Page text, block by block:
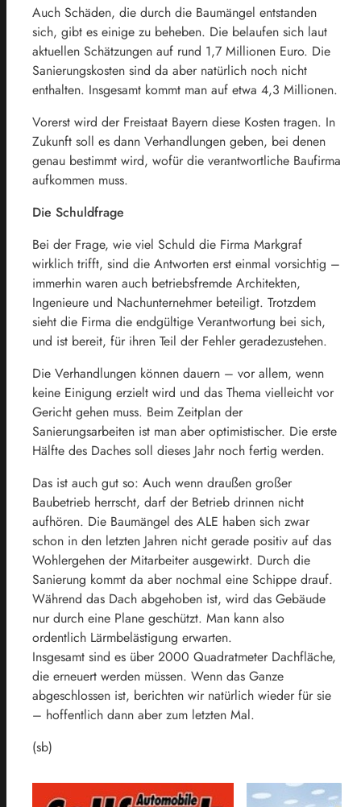
Auch Schäden, die durch die Baumängel entstanden
sich, gibt es einige zu beheben. Die belaufen sich laut
aktuellen Schätzungen auf rund 1,7 Millionen Euro. Die
Sanierungskosten sind da aber natürlich noch nicht
enthalten. Insgesamt kommt man auf etwa 4,3 Millionen.
Vorerst wird der Freistaat Bayern diese Kosten tragen. In
Zukunft soll es dann Verhandlungen geben, bei denen
genau bestimmt wird, wofür die verantwortliche Baufirma
aufkommen muss.
Die Schuldfrage
Bei der Frage, wie viel Schuld die Firma Markgraf
wirklich trifft, sind die Antworten erst einmal vorsichtig –
immerhin waren auch betriebsfremde Architekten,
Ingenieure und Nachunternehmer beteiligt. Trotzdem
sieht die Firma die endgültige Verantwortung bei sich,
und ist bereit, für ihren Teil der Fehler geradezustehen.
Die Verhandlungen können dauern – vor allem, wenn
keine Einigung erzielt wird und das Thema vielleicht vor
Gericht gehen muss. Beim Zeitplan der
Sanierungsarbeiten ist man aber optimistischer. Die erste
Hälfte des Daches soll dieses Jahr noch fertig werden.
Das ist auch gut so: Auch wenn draußen großer
Baubetrieb herrscht, darf der Betrieb drinnen nicht
aufhören. Die Baumängel des ALE haben sich zwar
schon in den letzten Jahren nicht gerade positiv auf das
Wohlergehen der Mitarbeiter ausgewirkt. Durch die
Sanierung kommt da aber nochmal eine Schippe drauf.
Während das Dach abgehoben ist, wird das Gebäude
nur durch eine Plane geschützt. Man kann also
ordentlich Lärmbelästigung erwarten.
Insgesamt sind es über 2000 Quadratmeter Dachfläche,
die erneuert werden müssen. Wenn das Ganze
abgeschlossen ist, berichten wir natürlich wieder für sie
– hoffentlich dann aber zum letzten Mal.
(sb)